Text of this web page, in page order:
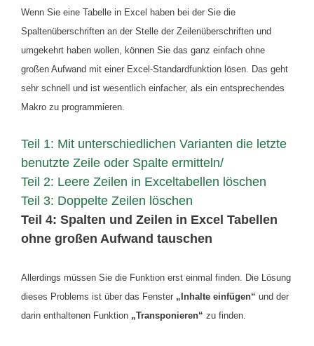
Wenn Sie eine Tabelle in Excel haben bei der Sie die
Spaltenüberschriften an der Stelle der Zeilenüberschriften und
umgekehrt haben wollen, können Sie das ganz einfach ohne
großen Aufwand mit einer Excel-Standardfunktion lösen. Das geht
sehr schnell und ist wesentlich einfacher, als ein entsprechendes
Makro zu programmieren.
Teil 1: Mit unterschiedlichen Varianten die letzte
benutzte Zeile oder Spalte ermitteln/
Teil 2: Leere Zeilen in Exceltabellen löschen
Teil 3: Doppelte Zeilen löschen
Teil 4: Spalten und Zeilen in Excel Tabellen
ohne großen Aufwand tauschen
Allerdings müssen Sie die Funktion erst einmal finden. Die Lösung
dieses Problems ist über das Fenster „Inhalte einfügen“ und der
darin enthaltenen Funktion „Transponieren“ zu finden.